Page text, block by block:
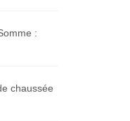
:
chaussée